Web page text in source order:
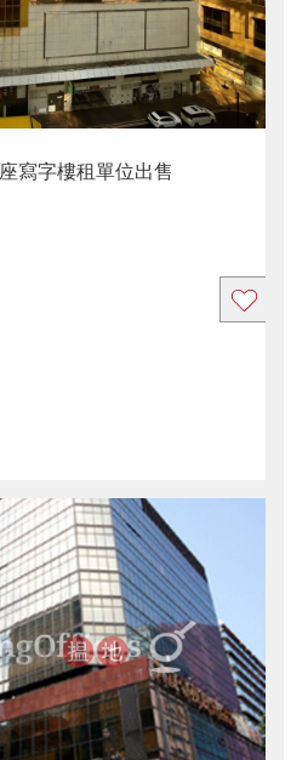
寫字樓租單位出售